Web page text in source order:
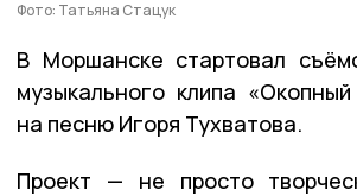
Фото: Татьяна Стацук
В Моршанске стартовал
музыкального клипа
на песню Игоря Тухватова.
Проект — не просто